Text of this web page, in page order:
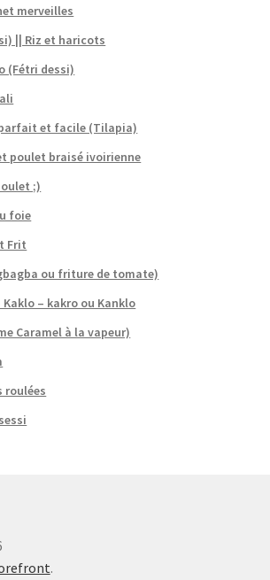
merveilles
|| Riz et haricots
(Fétri dessi)
et facile (Tilapia)
poulet braisé ivoirienne
;)
foie
Frit
ou friture de tomate)
– kakro ou Kanklo
Caramel à la vapeur)
roulées
.